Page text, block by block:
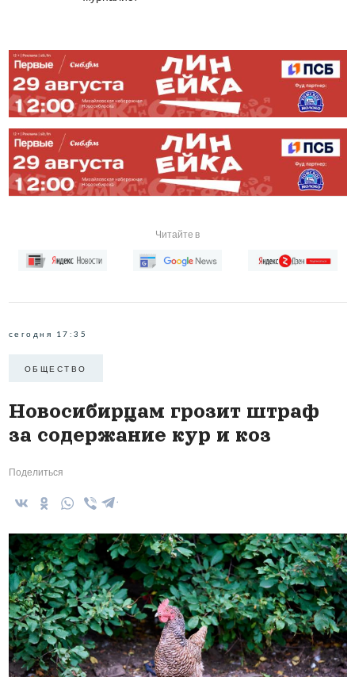
Читайте в
сегодня 17:35
ОБЩЕСТВО
Новосибирцам грозит штраф
за содержание кур и коз
Поделиться